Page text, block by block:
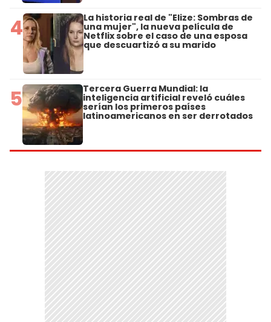
4 La historia real de "Elize: Sombras de
una mujer", la nueva película de
Netflix sobre el caso de una esposa
que descuartizó a su marido
5 Tercera Guerra Mundial: la
inteligencia artificial reveló cuáles
serían los primeros países
latinoamericanos en ser derrotados